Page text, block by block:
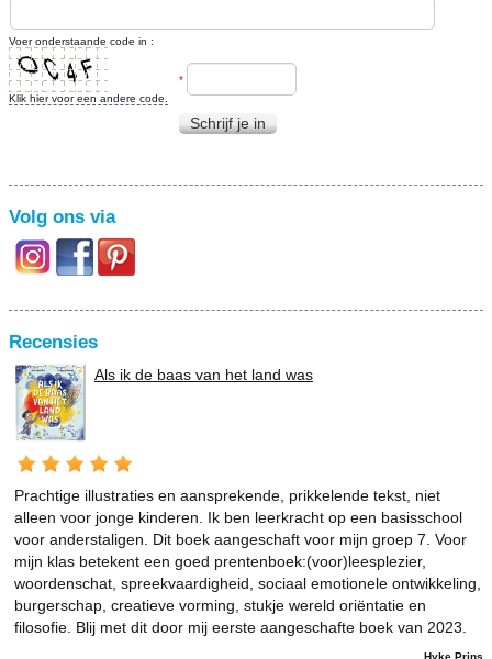
Voer onderstaande code in :
Klik hier voor een andere code.
*
Schrijf je in
Volg ons via
Recensies
Als ik de baas van het land was
Prachtige illustraties en aansprekende, prikkelende tekst, niet
alleen voor jonge kinderen. Ik ben leerkracht op een basisschool
voor anderstaligen. Dit boek aangeschaft voor mijn groep 7. Voor
mijn klas betekent een goed prentenboek:(voor)leesplezier,
woordenschat, spreekvaardigheid, sociaal emotionele ontwikkeling,
burgerschap, creatieve vorming, stukje wereld oriëntatie en
filosofie. Blij met dit door mij eerste aangeschafte boek van 2023.